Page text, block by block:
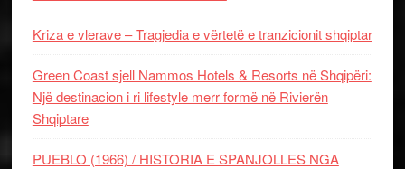
Kriza e vlerave – Tragjedia e vërtetë e tranzicionit shqiptar
Green Coast sjell Nammos Hotels & Resorts në Shqipëri:
Një destinacion i ri lifestyle merr formë në Rivierën
Shqiptare
PUEBLO (1966) / HISTORIA E SPANJOLLES NGA